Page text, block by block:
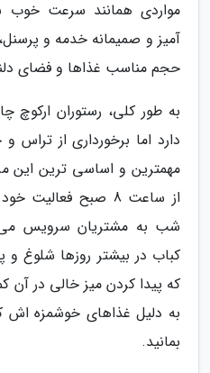
مواردی همانند سرعت
آمیز و صمیمانه خدمه و
حجم مناسب غذاها و فضای
به طور کلی، رستوران ارکوچ
دارد اما برخورداری از تراس
مهمترین و اساسی ترین این
شب به مشتریان سرویس می
کباب در بیشتر روزها شلوغ
که پیدا کردن میز خالی در
به دلیل غذاهای خوشمزه اش
بمانید.